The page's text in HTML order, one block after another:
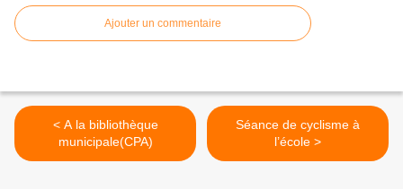
Ajouter un commentaire
< A la bibliothèque
municipale(CPA)
Séance de cyclisme à
l’école >